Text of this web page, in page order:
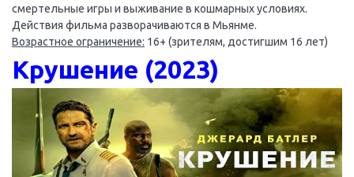
смертельные игры и выживание в кошмарных условиях.
Действия фильма разворачиваются в Мьянме.
Возрастное ограничение: 16+ (зрителям, достигшим 16 лет)
Крушение (2023)